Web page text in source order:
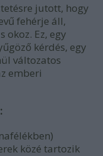
jutott, hogy
fehérje áll,
okoz. Ez, egy
kérdés, egy
változatos
emberi
közé tartozik